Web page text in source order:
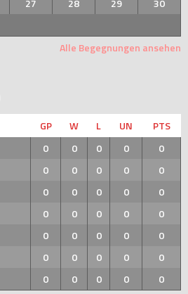
27 28 29
30
Alle Begegnungen ansehen
GP W L UN
PTS
0 0 0 0
0
0 0 0 0
0
0 0 0 0
0
0 0 0 0
0
0 0 0 0
0
0 0 0 0
0
0 0 0 0 0